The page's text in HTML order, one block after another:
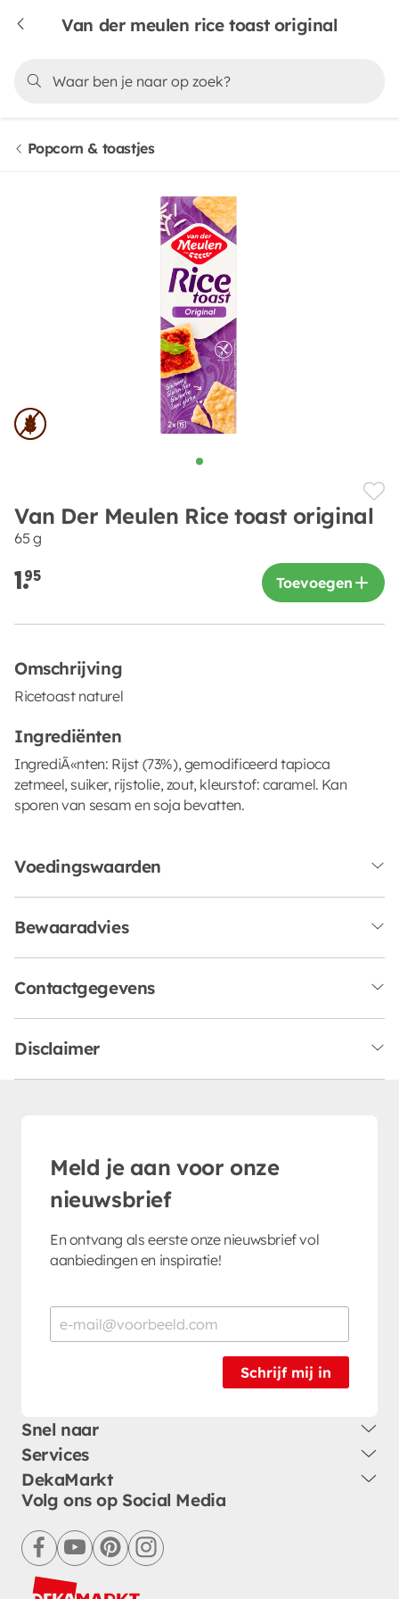
Van der meulen rice toast original
Popcorn & toastjes
Van Der Meulen Rice toast original
65 g
1.95 Toevoegen
Omschrijving
Ricetoast naturel
Ingrediënten
IngrediÃ«nten: Rijst (73%), gemodificeerd tapioca
zetmeel, suiker, rijstolie, zout, kleurstof: caramel. Kan
sporen van sesam en soja bevatten.
Voedingswaarden
Bewaaradvies
Contactgegevens
Disclaimer
Meld je aan voor onze
nieuwsbrief
En ontvang als eerste onze nieuwsbrief vol
aanbiedingen en inspiratie!
Schrijf mij in
Snel naar
Services
DekaMarkt
Volg ons op Social Media
facebookyoutubepinterestinstagram